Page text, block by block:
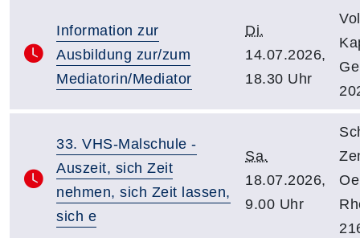
Information zur
Ausbildung zur/zum
Mediatorin/Mediator
Di.
14.07.2026,
18.30 Uhr
33. VHS-Malschule -
Auszeit, sich Zeit
nehmen, sich Zeit lassen,
sich e
Sa.
18.07.2026,
9.00 Uhr